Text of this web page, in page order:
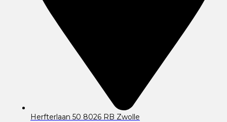
Herfterlaan 50 8026 RB Zwolle